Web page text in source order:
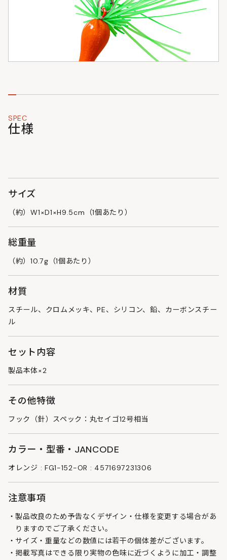
SPEC
仕様
サイズ
（約）W1×D1×H9.5cm（1個あたり）
総重量
（約）10.7g（1個あたり）
材質
スチール、クロムメッキ、PE、シリコン、鉛、カーボンスチー
ル
セット内容
製品本体×2
その他特徴
フック（針）スペック：丸セイゴ12号相当
カラー・型番・JANCODE
オレンジ : FG1-152-OR : 4571697231306
注意事項
製品改良のため予告なくデザイン・仕様を変更する場合があ
りますのでご了承ください。
サイズ・重量などの数値には若干の個体差がございます。
掲載写真はできる限り実物の色味に近づくように加工・調整